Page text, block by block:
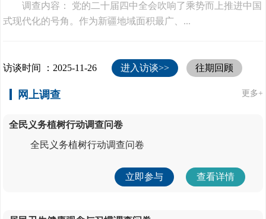
调查内容： 党的二十届四中全会吹响了乘势而上推进中国
式现代化的号角。作为新疆地域面积最广、...
访谈时间 ：2025-11-26 进入访谈>> 往期回顾
网上调查 更多+
全民义务植树行动调查问卷
全民义务植树行动调查问卷
立即参与 查看详情